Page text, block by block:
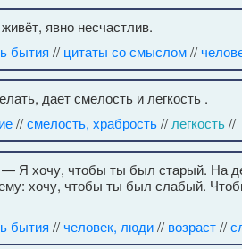
явно несчастлив.
бытия // цитаты со смыслом//
дает смелость и легкость .
//смелость, храбрость// легкость//
Я хочу, чтобы ты был старый. На
хочу, чтобы ты был слабый.
бытия //человек, люди// возраст//